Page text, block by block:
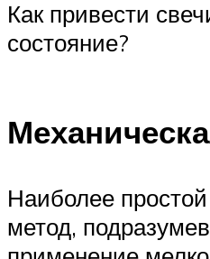
Как привести
состояние?
Наиболее
метод,